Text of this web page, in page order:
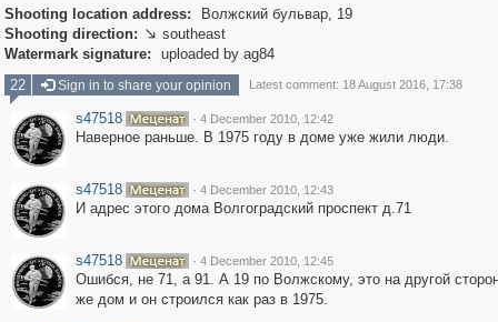
Shooting location address:
Волжский бульвар, 19
Shooting direction:  southeast
Watermark signature:
uploaded by ag84
22
Sign in to share your opinion Latest comment: 18 August 2016, 17:38
s47518 · 4 December 2010, 12:42
Наверное раньше. В 1975 году в доме уже жили люди.
s47518 · 4 December 2010, 12:43
И адрес этого дома Волгоградский проспект д.71
s47518 · 4 December 2010, 12:45
Ошибся, не 71, а 91. А 19 по Волжскому, это на другой
же дом и он строился как раз в 1975.